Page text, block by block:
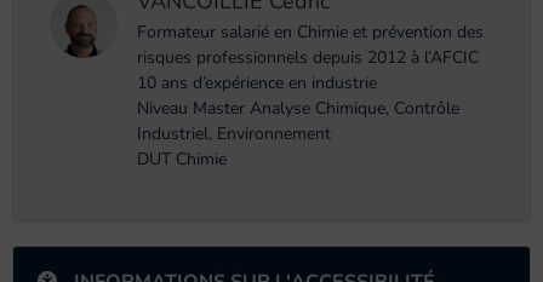
Formateur salarié en Chimie et prévention des
risques professionnels depuis 2012 à l’AFCIC
10 ans d’expérience en industrie
Niveau Master Analyse Chimique, Contrôle
Industriel, Environnement
DUT Chimie